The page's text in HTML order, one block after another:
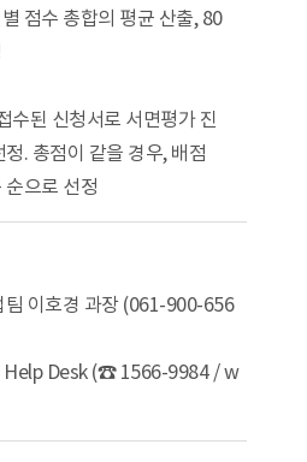
점수 총합의 평균 산출, 80
수된 신청서로 서면평가 진
. 총점이 같을 경우, 배점
순으로 선정
팀 이호경 과장 (061-900-656
Help Desk (☎ 1566-9984 / w